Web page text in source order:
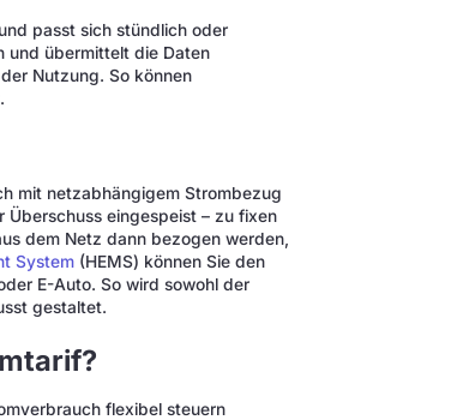
passt sich stündlich oder
und übermittelt die Daten
Nutzung. So können
mit netzabhängigem Strombezug
eingespeist – zu fixen
dem Netz dann bezogen werden,
System (HEMS) können Sie den
E-Auto. So wird sowohl der
gestaltet.
flexibel steuern